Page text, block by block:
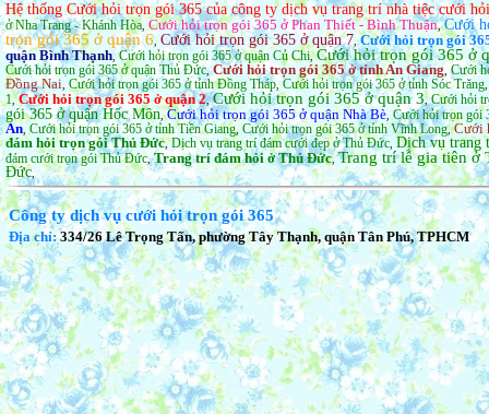
Hệ thống Cưới hỏi trọn gói 365 của công ty dịch vụ trang trí nhà tiệc cưới
ở Nha Trang - Khánh Hòa ,Cưới hỏi trọn gói 365 ở Phan Thiết - Bình Thuận,Cưới
trọn gói 365 ở quận 6, Cưới hỏi trọn gói 365 ở quận 7 ,Cưới hỏi trọn gói
quận Bình Thạnh,Cưới hỏi trọn gói 365 ở quận Củ Chi,Cưới hỏi trọn gói 365 ở
Cưới hỏi trọn gói 365 ở quận Thủ Đức,Cưới hỏi trọn gói 365 ở tỉnh An Giang ,Cưới
Đồng Nai Cưới hỏi trọn gói 365 ở tỉnh Đồng Tháp,Cưới hỏi trọn gói 365 ở tỉnh Sóc Trăng
1,Cưới hỏi trọn gói 365 ở quận 2,Cưới hỏi trọn gói 365 ở quận 3,Cưới hỏi
gói 365 ở quận Hốc Môn,Cưới hỏi trọn gói 365 ở quận Nhà Bè Cưới hỏi trọn gói
An Cưới hỏi trọn gói 365 ở tỉnh Tiền Giang,Cưới hỏi trọn gói 365 ở tỉnh Vĩnh Long,Cưới
đám hỏi trọn gói Thủ Đức,Dịch vụ trang trí đám cưới đẹp ở Thủ Đức, Dịch vụ trang
đám cưới trọn gói Thủ Đức,Trang trí đám hỏi ở Thủ Đức,Trang trí lễ gia tiên ở
Đức,
Công ty dịch vụ cưới hỏi trọn gói 365
Địa chỉ:334/26 Lê Trọng Tấn, phường Tây Thạnh, quận Tân Phú, TPHCM